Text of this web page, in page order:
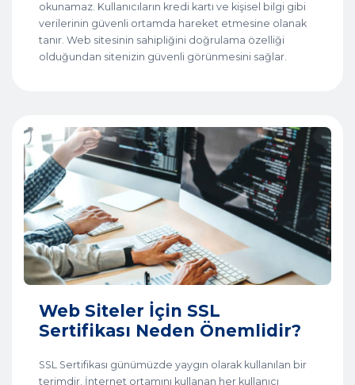
okunamaz. Kullanıcıların kredi kartı ve kişisel bilgi gibi
verilerinin güvenli ortamda hareket etmesine olanak
tanır. Web sitesinin sahipliğini doğrulama özelliği
olduğundan sitenizin güvenli görünmesini sağlar.
Web Siteler İçin SSL
Sertifikası Neden Önemlidir?
SSL Sertifikası günümüzde yaygın olarak kullanılan bir
terimdir. İnternet ortamını kullanan her kullanıcı